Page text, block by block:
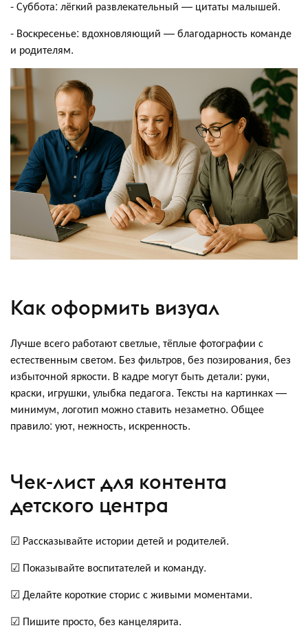
- Суббота: лёгкий развлекательный — цитаты малышей.
- Воскресенье: вдохновляющий — благодарность команде
и родителям.
Как оформить визуал
Лучше всего работают светлые, тёплые фотографии с
естественным светом. Без фильтров, без позирования, без
избыточной яркости. В кадре могут быть детали: руки,
краски, игрушки, улыбка педагога. Тексты на картинках —
минимум, логотип можно ставить незаметно. Общее
правило: уют, нежность, искренность.
Чек-лист для контента
детского центра
☑ Рассказывайте истории детей и родителей.
☑ Показывайте воспитателей и команду.
☑ Делайте короткие сторис с живыми моментами.
☑ Пишите просто, без канцелярита.